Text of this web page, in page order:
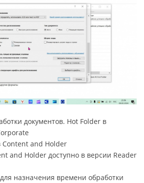
документов. Hot Folder в
Content and Holder
and Holder доступно в версии Reader
назначения времени обработки